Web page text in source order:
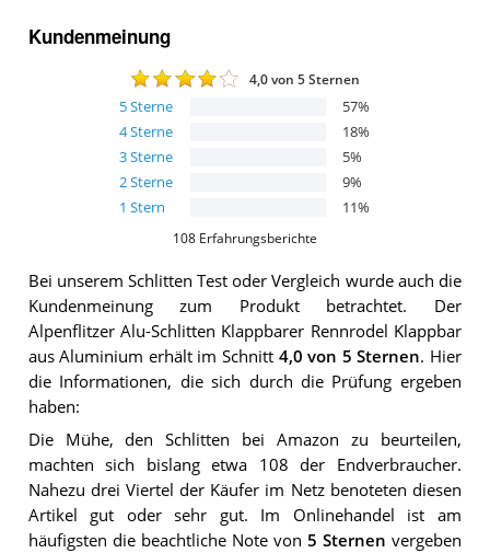
Kundenmeinung
4,0von 5 Sternen
5Sterne 57%
4Sterne 18%
3Sterne 5%
2Sterne 9%
1 Stern 11%
108 Erfahrungsberichte
Bei unserem Schlitten Test oder Vergleich wurde auch die
Kundenmeinung zum Produkt betrachtet.
Der
Alpenflitzer Alu-Schlitten Klappbarer Rennrodel Klappbar
aus Aluminium erhält im Schnitt 4,0 von 5 Sternen. Hier
die Informationen, die sich durch die Prüfung ergeben
haben:
Die Mühe, den Schlitten bei Amazon zu beurteilen,
machten sich bislang etwa 108 der Endverbraucher.
Nahezu drei Viertel der Käufer im Netz benoteten diesen
Artikel gut oder sehr gut. Im Onlinehandel ist am
häufigsten die beachtliche Note von 5 Sternen vergeben